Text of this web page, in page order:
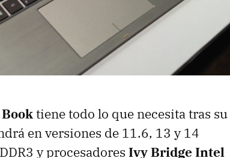
tiene todo lo que necesita tras su
en versiones de 11.6, 13 y 14
DDR3 y procesadores Ivy Bridge Intel